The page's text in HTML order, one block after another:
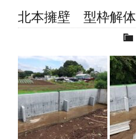
北本擁壁 型枠解体